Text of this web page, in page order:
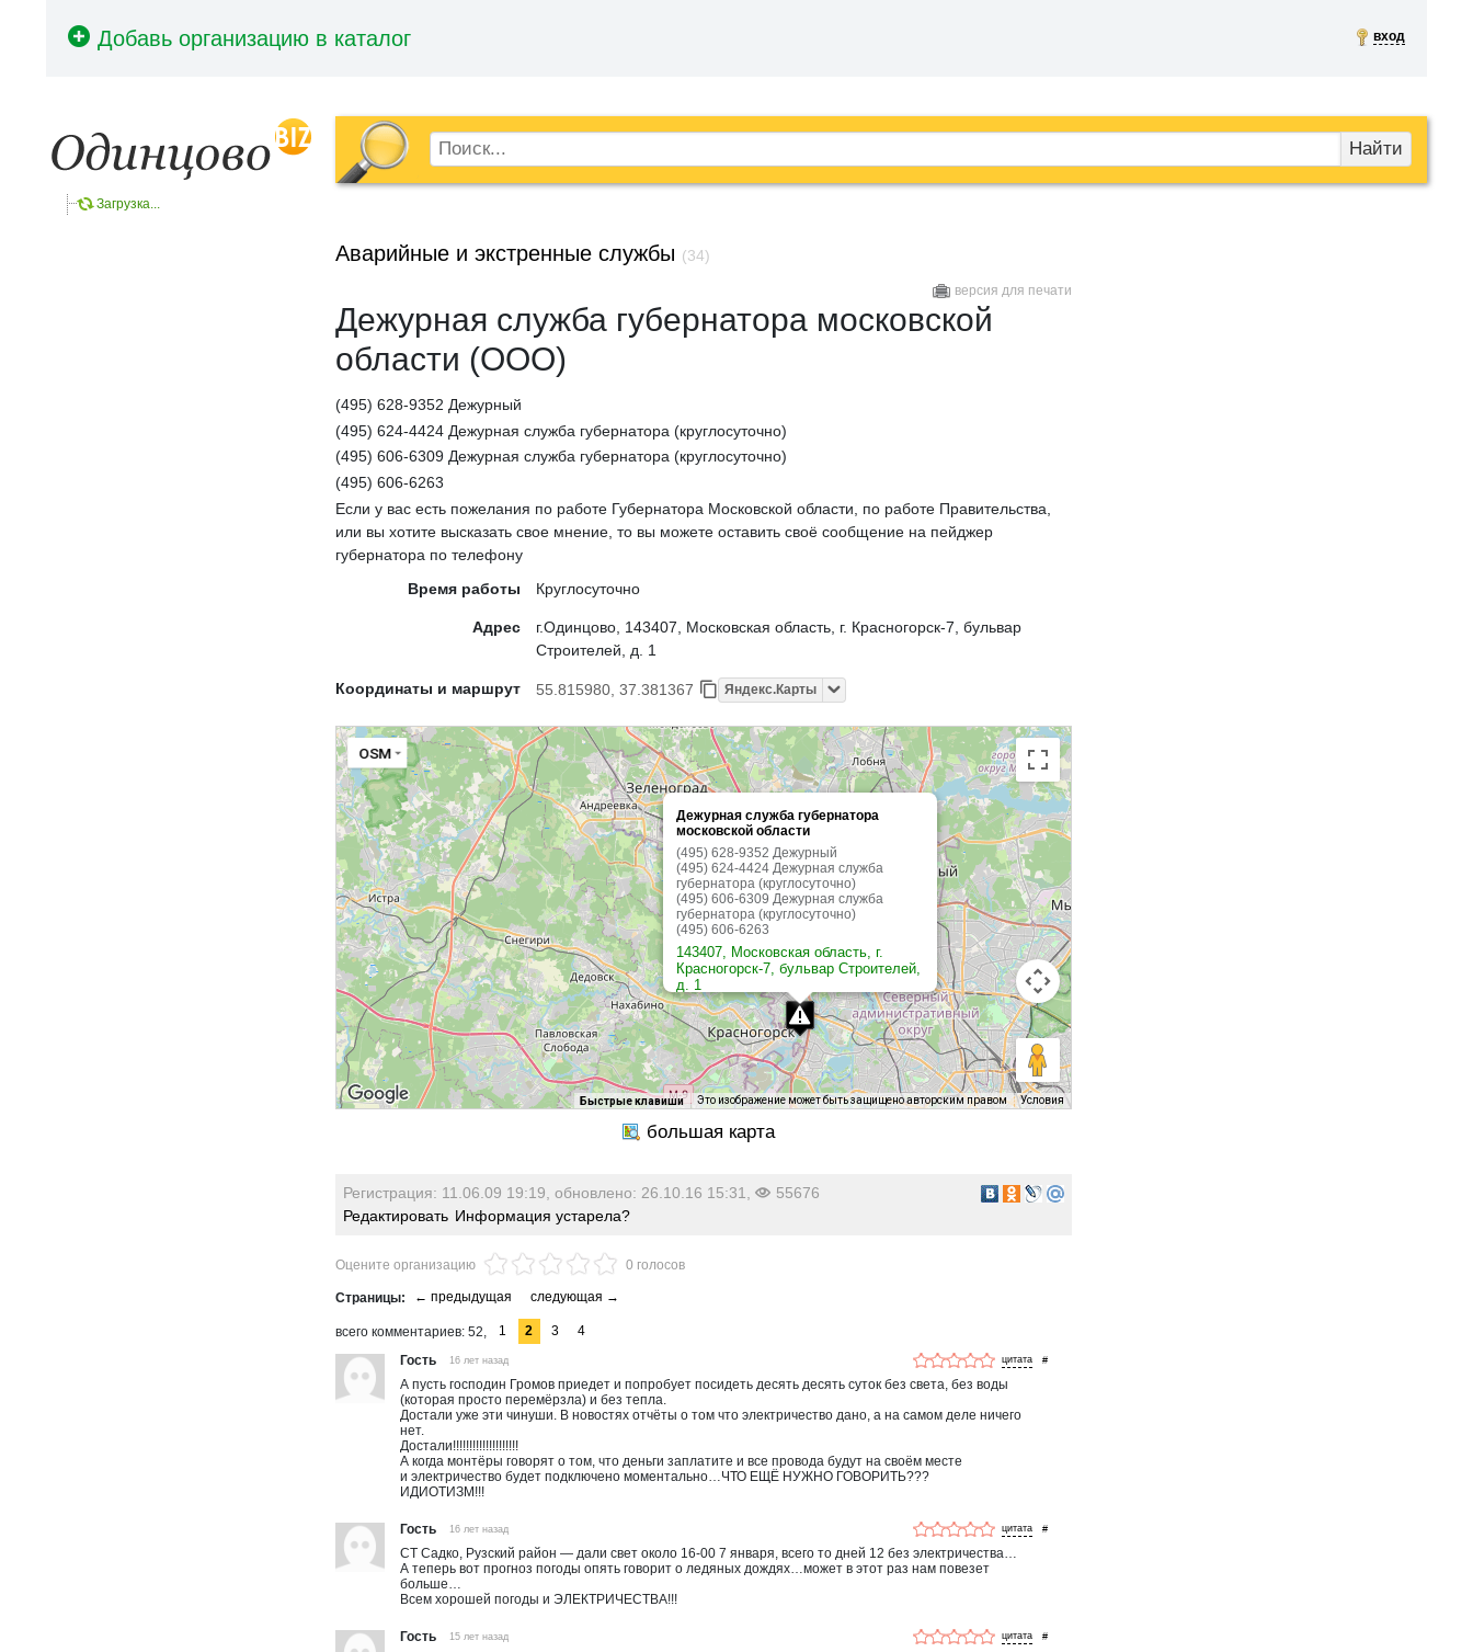
вход
Найти
Загрузка...
Аварийные и экстренные службы (34)
версия для печати
Дежурная служба губернатора московской
области (ООО)
(495) 628-9352 Дежурный
(495) 624-4424 Дежурная служба губернатора (круглосуточно)
(495) 606-6309 Дежурная служба губернатора (круглосуточно)
(495) 606-6263
Если у вас есть пожелания по работе Губернатора Московской области, по работе Правительства,
или вы хотите высказать свое мнение, то вы можете оставить своё сообщение на пейджер
губернатора по телефону
Время работы
Круглосуточно
Адрес
г.Одинцово, 143407, Московская область, г. Красногорск-7, бульвар
Строителей, д. 1
Координаты и маршрут 55.815980, 37.381367 Яндекс.Карты
Дежурная служба губернатора
московской области
(495) 628-9352 Дежурный
(495) 624-4424 Дежурная служба
губернатора (круглосуточно)
(495) 606-6309 Дежурная служба
губернатора (круглосуточно)
(495) 606-6263
143407, Московская область, г.
Красногорск-7, бульвар Строителей,
д. 1
Круглосуточно
OSM
Быстрые клавиши Это изображение может быть защищено авторским правом Условия
Регистрация: 11.06.09 19:19, обновлено: 26.10.16 15:31,
55676
Редактировать Информация устарела?
Оцените организацию 0 голосов
комментариев 52 1 2 3
4
Гость
16 лет назад #
А пусть господин Громов приедет и попробует посидеть десять десять суток без света, без воды
(которая просто перемёрзла) и без тепла.
Достали уже эти чинуши. В новостях отчёты о том что электричество дано, а на самом деле ничего
нет.
Достали!!!!!!!!!!!!!!!!!!!!
А когда монтёры говорят о том, что деньги заплатите и все провода будут на своём месте
и электричество будет подключено моментально…ЧТО ЕЩЁ НУЖНО ГОВОРИТЬ???
ИДИОТИЗМ!!!
Гость 16 лет назад #
СТ Садко, Рузский район — дали свет около 16-00 7 января, всего то дней 12 без электричества…
А теперь вот прогноз погоды опять говорит о ледяных дождях…может в этот раз нам повезет
больше…
Всем хорошей погоды и ЭЛЕКТРИЧЕСТВА!!!
Гость 15 лет назад #